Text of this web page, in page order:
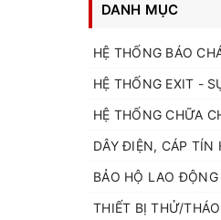
DANH MỤC
HỆ THỐNG BÁO
HỆ THỐNG EXIT -
HỆ THỐNG CHỮA
DÂY ĐIỆN, CÁP TÍN
BẢO HỘ LAO ĐỘNG
THIẾT BỊ THỬ/